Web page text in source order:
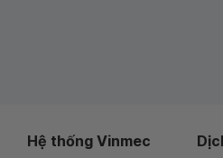
Hệ thống Vinmec